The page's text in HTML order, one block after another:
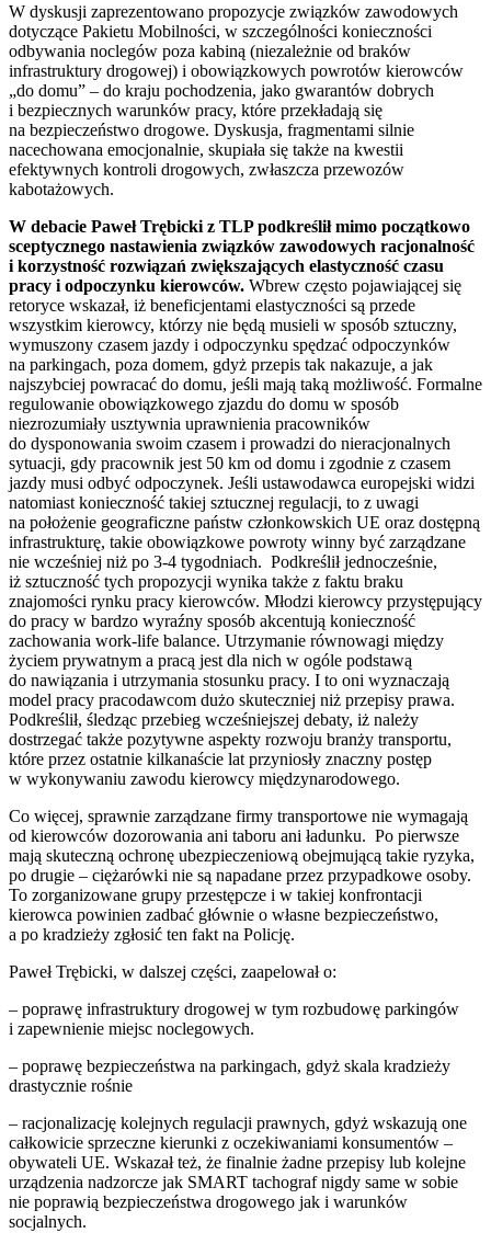
W dyskusji zaprezentowano propozycje związków zawodowych
dotyczące Pakietu Mobilności, w szczególności konieczności
odbywania noclegów poza kabiną (niezależnie od braków
infrastruktury drogowej) i obowiązkowych powrotów kierowców
„do domu” – do kraju pochodzenia, jako gwarantów dobrych
i bezpiecznych warunków pracy, które przekładają się
na bezpieczeństwo drogowe. Dyskusja, fragmentami silnie
nacechowana emocjonalnie, skupiała się także na kwestii
efektywnych kontroli drogowych, zwłaszcza przewozów
kabotażowych.
W debacie Paweł Trębicki z TLP podkreślił mimo początkowo
sceptycznego nastawienia związków zawodowych racjonalność
i korzystność rozwiązań zwiększających elastyczność czasu
pracy i odpoczynku kierowców. Wbrew często pojawiającej się
retoryce wskazał, iż beneficjentami elastyczności są przede
wszystkim kierowcy, którzy nie będą musieli w sposób sztuczny,
wymuszony czasem jazdy i odpoczynku spędzać odpoczynków
na parkingach, poza domem, gdyż przepis tak nakazuje, a jak
najszybciej powracać do domu, jeśli mają taką możliwość. Formalne
regulowanie obowiązkowego zjazdu do domu w sposób
niezrozumiały usztywnia uprawnienia pracowników
do dysponowania swoim czasem i prowadzi do nieracjonalnych
sytuacji, gdy pracownik jest 50 km od domu i zgodnie z czasem
jazdy musi odbyć odpoczynek. Jeśli ustawodawca europejski widzi
natomiast konieczność takiej sztucznej regulacji, to z uwagi
na położenie geograficzne państw członkowskich UE oraz dostępną
infrastrukturę, takie obowiązkowe powroty winny być zarządzane
nie wcześniej niż po 3-4 tygodniach. Podkreślił jednocześnie,
iż sztuczność tych propozycji wynika także z faktu braku
znajomości rynku pracy kierowców. Młodzi kierowcy przystępujący
do pracy w bardzo wyraźny sposób akcentują konieczność
zachowania work-life balance. Utrzymanie równowagi między
życiem prywatnym a pracą jest dla nich w ogóle podstawą
do nawiązania i utrzymania stosunku pracy. I to oni wyznaczają
model pracy pracodawcom dużo skuteczniej niż przepisy prawa.
Podkreślił, śledząc przebieg wcześniejszej debaty, iż należy
dostrzegać także pozytywne aspekty rozwoju branży transportu,
które przez ostatnie kilkanaście lat przyniosły znaczny postęp
w wykonywaniu zawodu kierowcy międzynarodowego.
Co więcej, sprawnie zarządzane firmy transportowe nie wymagają
od kierowców dozorowania ani taboru ani ładunku. Po pierwsze
mają skuteczną ochronę ubezpieczeniową obejmującą takie ryzyka,
po drugie – ciężarówki nie są napadane przez przypadkowe osoby.
To zorganizowane grupy przestępcze i w takiej konfrontacji
kierowca powinien zadbać głównie o własne bezpieczeństwo,
a po kradzieży zgłosić ten fakt na Policję.
Paweł Trębicki, w dalszej części, zaapelował o:
– poprawę infrastruktury drogowej w tym rozbudowę parkingów
i zapewnienie miejsc noclegowych.
– poprawę bezpieczeństwa na parkingach, gdyż skala kradzieży
drastycznie rośnie
– racjonalizację kolejnych regulacji prawnych, gdyż wskazują one
całkowicie sprzeczne kierunki z oczekiwaniami konsumentów –
obywateli UE. Wskazał też, że finalnie żadne przepisy lub kolejne
urządzenia nadzorcze jak SMART tachograf nigdy same w sobie
nie poprawią bezpieczeństwa drogowego jak i warunków
socjalnych.